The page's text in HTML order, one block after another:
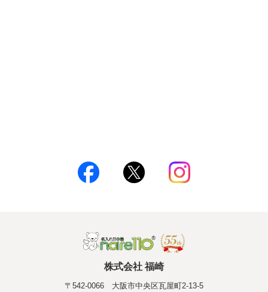
株式会社 福崎
〒542-0066 大阪市中央区瓦屋町2-13-5